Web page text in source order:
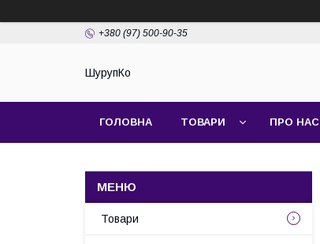
+380 (97) 500-90-35
ШурупКо
ГОЛОВНА ТОВАРИ ПРО НАС
Товари